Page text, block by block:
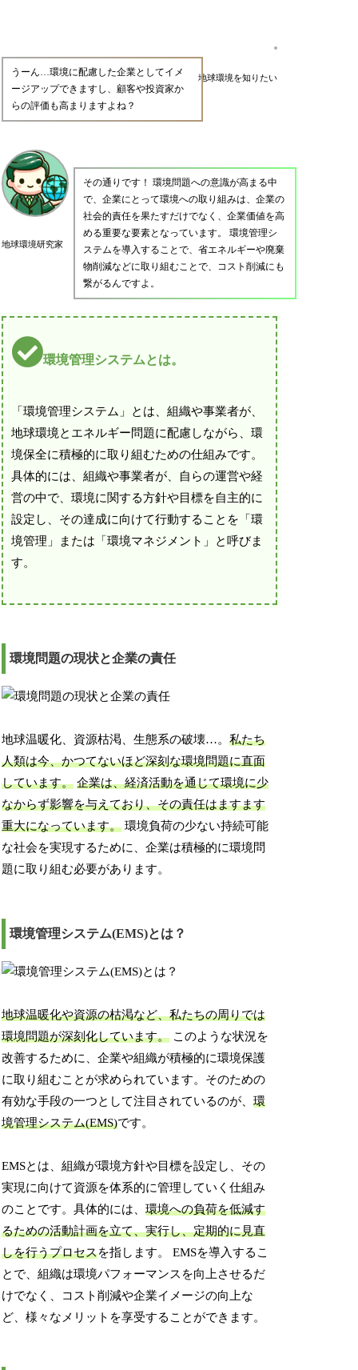
地球環境を知りたい
うーん…環境に配慮した企業としてイメ
ージアップできますし、顧客や投資家か
らの評価も高まりますよね？
地球環境研究家
その通りです！ 環境問題への意識が高まる中
で、企業にとって環境への取り組みは、企業の
社会的責任を果たすだけでなく、企業価値を高
める重要な要素となっています。 環境管理シ
ステムを導入することで、省エネルギーや廃棄
物削減などに取り組むことで、コスト削減にも
繋がるんですよ。
環境管理システムとは。
「環境管理システム」とは、組織や事業者が、
地球環境とエネルギー問題に配慮しながら、環
境保全に積極的に取り組むための仕組みです。
具体的には、組織や事業者が、自らの運営や経
営の中で、環境に関する方針や目標を自主的に
設定し、その達成に向けて行動することを「環
境管理」または「環境マネジメント」と呼びま
す。
環境問題の現状と企業の責任
地球温暖化、資源枯渇、生態系の破壊…。私たち
人類は今、かつてないほど深刻な環境問題に直面
しています。 企業は、経済活動を通じて環境に少
なからず影響を与えており、その責任はますます
重大になっています。 環境負荷の少ない持続可能
な社会を実現するために、企業は積極的に環境問
題に取り組む必要があります。
環境管理システム(EMS)とは？
地球温暖化や資源の枯渇など、私たちの周りでは
環境問題が深刻化しています。 このような状況を
改善するために、企業や組織が積極的に環境保護
に取り組むことが求められています。そのための
有効な手段の一つとして注目されているのが、環
境管理システム(EMS)です。
EMSとは、組織が環境方針や目標を設定し、その
実現に向けて資源を体系的に管理していく仕組み
のことです。具体的には、環境への負荷を低減す
るための活動計画を立て、実行し、定期的に見直
しを行うプロセスを指します。 EMSを導入するこ
とで、組織は環境パフォーマンスを向上させるだ
けでなく、コスト削減や企業イメージの向上な
ど、様々なメリットを享受することができます。